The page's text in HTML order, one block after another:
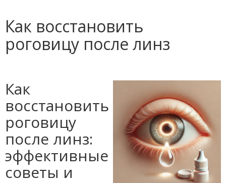
Как восстановить
роговицу после линз
Как
восстановить
роговицу
после линз:
эффективные
советы и